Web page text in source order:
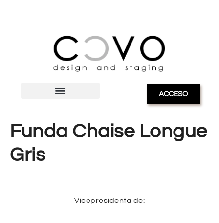
ACCESO
Funda Chaise Longue
Gris
Vicepresidenta de: